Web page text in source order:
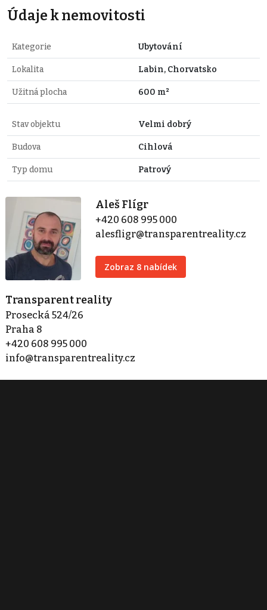
Údaje k nemovitosti
Kategorie Ubytování
Lokalita Labin, Chorvatsko
Užitná plocha 600 m²
Stav objektu Velmi dobrý
Budova Cihlová
Typ domu Patrový
Aleš Flígr
+420 608 995 000
alesfligr@transparentreality.cz
Zobraz 8 nabídek
Transparent reality
Prosecká 524/26
Praha 8
+420 608 995 000
info@transparentreality.cz